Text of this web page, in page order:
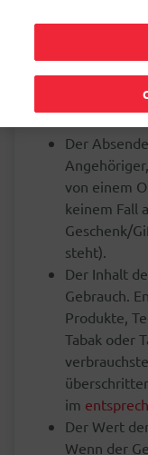
Pakete, die Sie von
Das ist bei einem
folgende
Der
von einem
keinem Fall
Geschenk/
steht).
Der Inhalt
Gebrauch.
Produkte,
Tabak oder
im
Der Wert
Wenn der